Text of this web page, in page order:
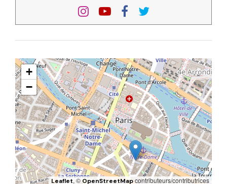
+
−
Leaflet, ©OpenStreetMapcontributeurs/contributrices